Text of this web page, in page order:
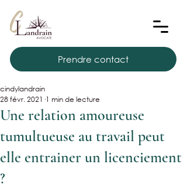
Prendre contact
Une relation amoureuse
tumultueuse au travail peut
elle entrainer un licenciement
?
cindylandrain
28 févr. 2021 1 min de lecture